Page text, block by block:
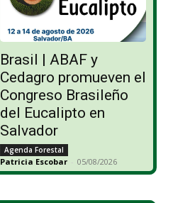
Brasil | ABAF y
Cedagro promueven el
Congreso Brasileño
del Eucalipto en
Salvador
Agenda Forestal
Patricia Escobar - 05/08/2026